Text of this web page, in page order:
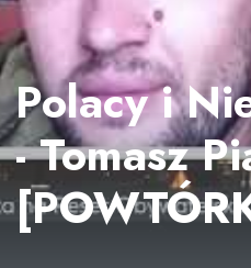
Polacy i
- Tomasz